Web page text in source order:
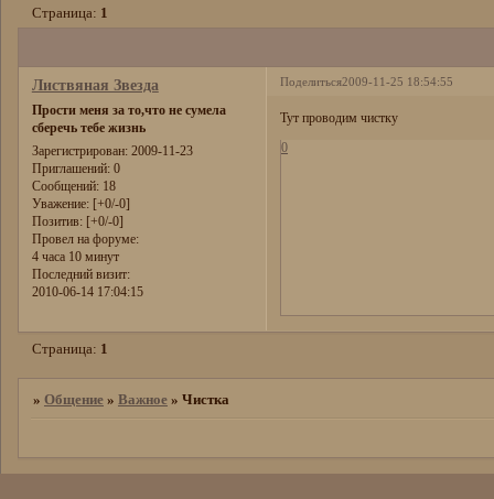
Страница: 1
Поделиться2009-11-25 18:54:55
Листвяная Звезда
Прости меня за то,что не сумела
сберечь тебе жизнь
Зарегистрирован: 2009-11-23
Приглашений:0
Сообщений:18
Уважение: [+0/-0]
Позитив: [+0/-0]
Провел на форуме:
4 часа 10 минут
Последний визит:
2010-06-14 17:04:15
Тут проводим чистку
0
Страница: 1
» Общение » Важное » Чистка